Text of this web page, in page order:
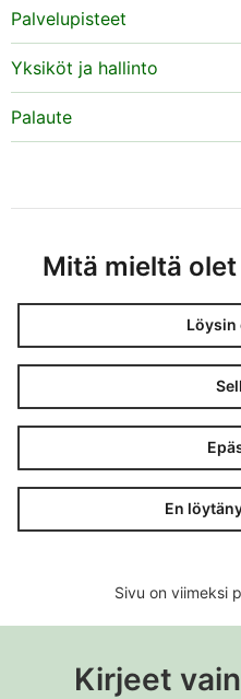
Palvelupisteet
Yksiköt ja hallinto
Palaute
Mitä mieltä
Löysin
En
Sivu on viimeksi
Kirjeet